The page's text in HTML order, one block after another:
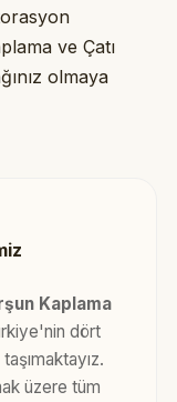
ve Çatı
olmaya
Kaplama
dört
üzere tüm